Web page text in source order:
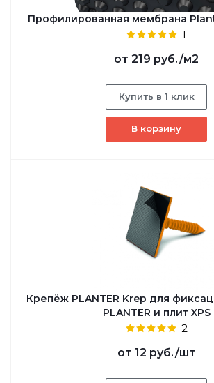
Профилированная мембрана
1
от 219 руб./м2
Купить в 1 клик
В корзину
Крепёж PLANTER Krep для
PLANTER и плит XPS
2
от 12 руб./шт